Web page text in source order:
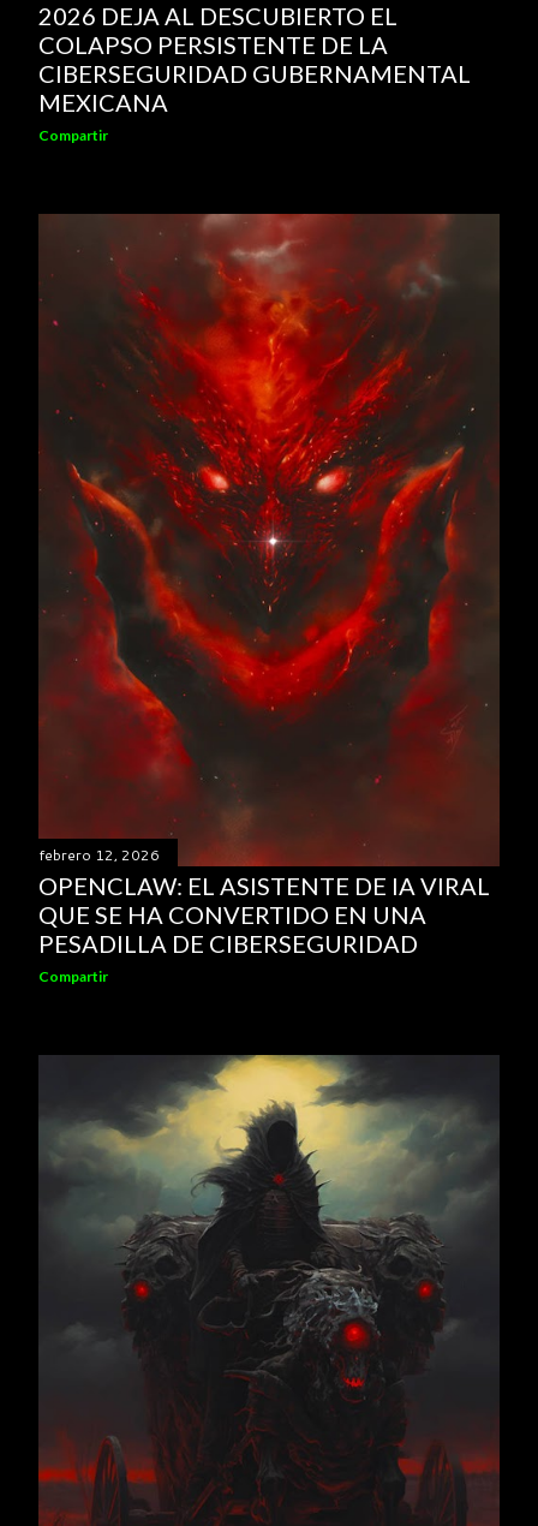
2026 DEJA AL DESCUBIERTO EL
COLAPSO PERSISTENTE DE LA
CIBERSEGURIDAD GUBERNAMENTAL
MEXICANA
Compartir
febrero 12, 2026
OPENCLAW: EL ASISTENTE DE IA VIRAL
QUE SE HA CONVERTIDO EN UNA
PESADILLA DE CIBERSEGURIDAD
Compartir